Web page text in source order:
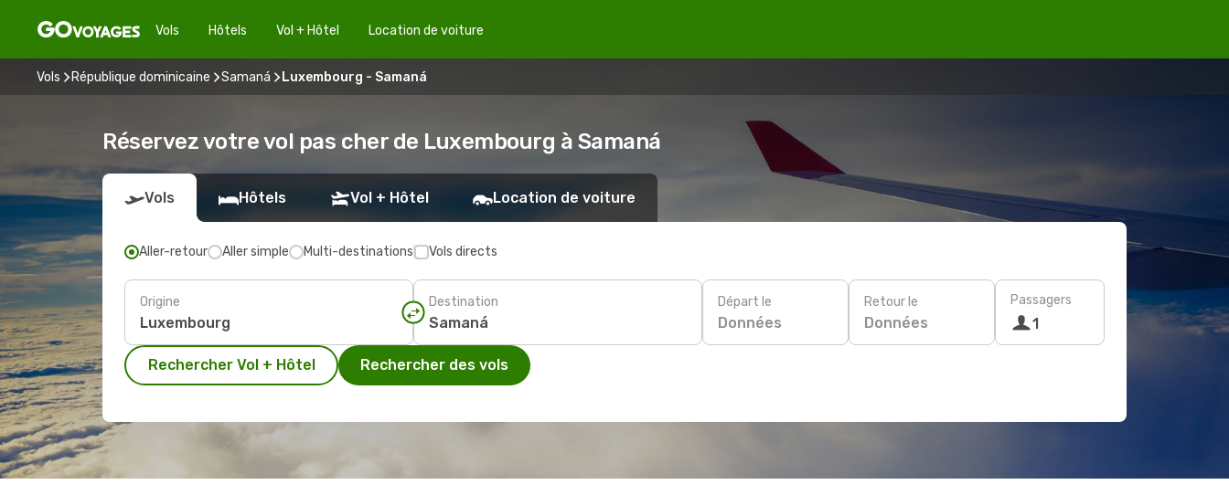
Vols Hôtels Vol + Hôtel Location de voiture
Vols République dominicaine Samaná Luxembourg - Samaná
Réservez votre vol pas cher de Luxembourg à Samaná
Vols Hôtels Vol + Hôtel Location de voiture
Aller-retour Aller simple Multi-destinations Vols directs
Origine Destination Départ le
Données
Retour le
Données
Passagers
1
Rechercher Vol + Hôtel Rechercher des vols